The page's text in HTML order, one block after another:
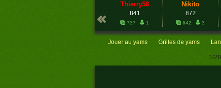
yams ou
thierry58
841
737 1
nikito
872
642 3
Jouer au yams Grilles de yams